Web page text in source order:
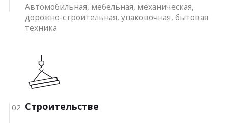
Автомобильная, мебельная, механическая,
дорожно-строительная, упаковочная, бытовая
техника
02 Строительстве